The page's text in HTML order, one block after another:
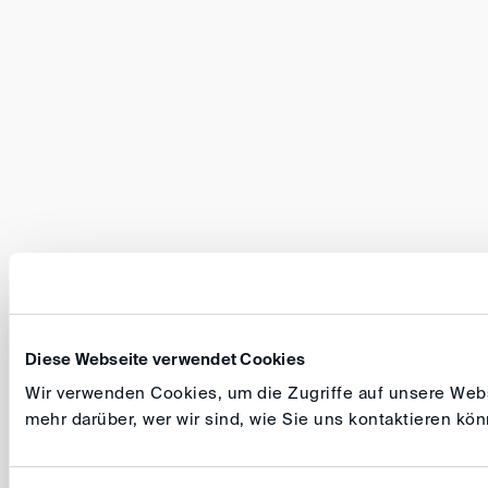
Diese Webseite verwendet Cookies
Wir verwenden Cookies, um die Zugriffe auf unsere
mehr darüber, wer wir sind, wie Sie uns kontaktieren